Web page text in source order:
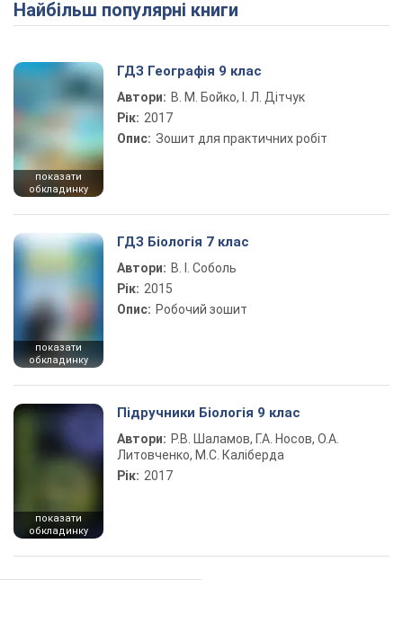
Найбільш популярні книги
показати
обкладинку
ГДЗ Географія 9 клас
Автори: В. М. Бойко, І. Л. Дітчук
Рік: 2017
Опис: Зошит для практичних робіт
показати
обкладинку
ГДЗ Біологія 7 клас
Автори: В. І. Соболь
Рік: 2015
Опис: Робочий зошит
показати
обкладинку
Підручники Біологія 9 клас
Автори: Р.В. Шаламов, Г.А. Носов, О.А.
Литовченко, М.С. Каліберда
Рік: 2017